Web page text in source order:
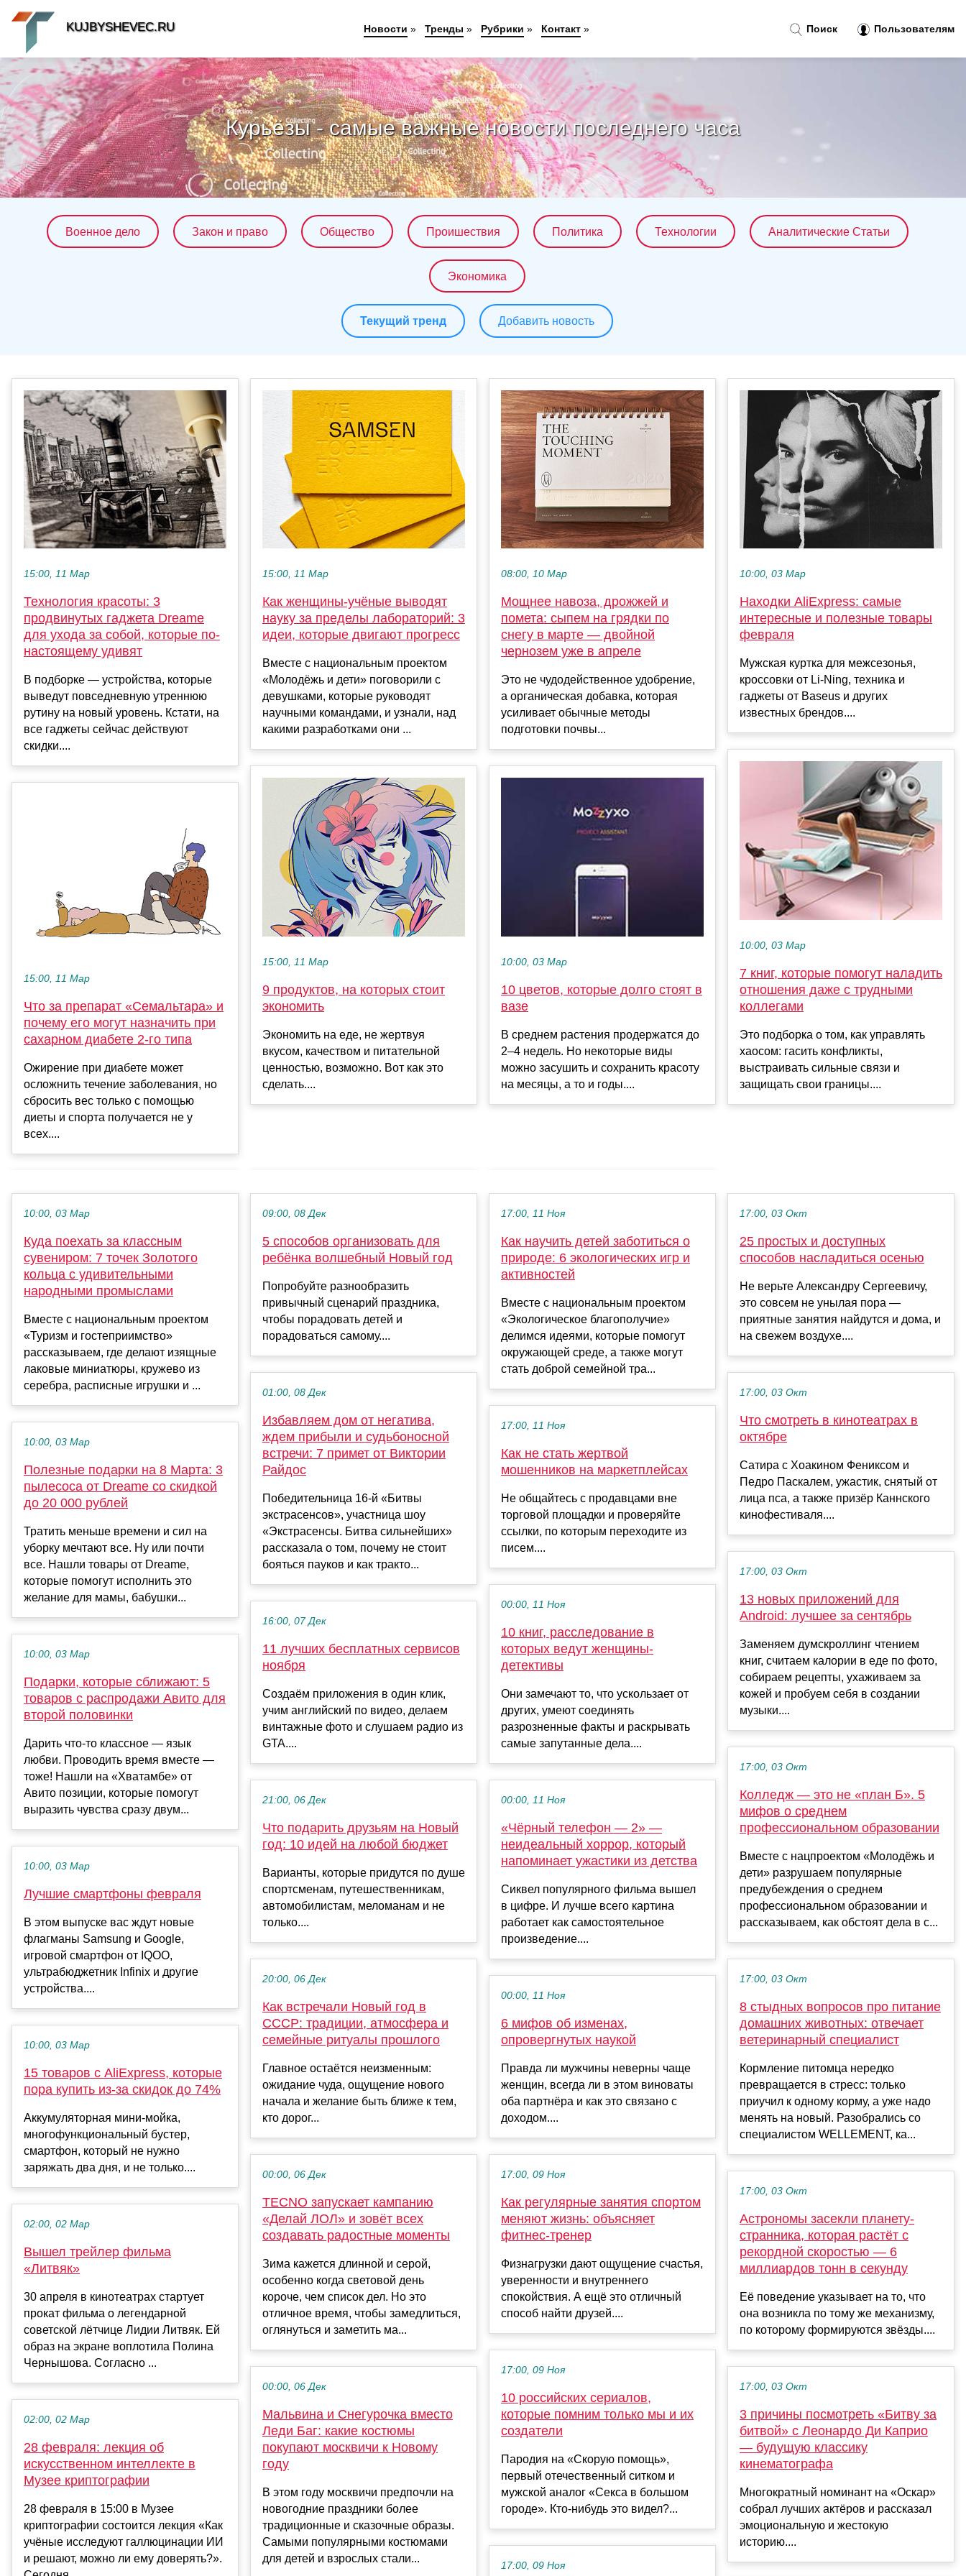
Курьёзы - самые важные новости последнего часа
Военное дело Закон и право Общество Проишествия Политика Технологии Аналитические Статьи
Экономика
Текущий тренд Добавить новость
15:00, 11 Мар
Технология красоты: 3
продвинутых гаджета Dreame
для ухода за собой, которые по-
настоящему удивят
В подборке — устройства, которые
выведут повседневную утреннюю
рутину на новый уровень. Кстати, на
все гаджеты сейчас действуют
скидки....
15:00, 11 Мар
Что за препарат «Семальтара» и
почему его могут назначить при
сахарном диабете 2‑го типа
Ожирение при диабете может
осложнить течение заболевания, но
сбросить вес только с помощью
диеты и спорта получается не у
всех....
15:00, 11 Мар
Как женщины-учёные выводят
науку за пределы лабораторий: 3
идеи, которые двигают прогресс
Вместе с национальным проектом
«Молодёжь и дети» поговорили с
девушками, которые руководят
научными командами, и узнали, над
какими разработками они ...
15:00, 11 Мар
9 продуктов, на которых стоит
экономить
Экономить на еде, не жертвуя
вкусом, качеством и питательной
ценностью, возможно. Вот как это
сделать....
08:00, 10 Мар
Мощнее навоза, дрожжей и
помета: сыпем на грядки по
снегу в марте — двойной
чернозем уже в апреле
Это не чудодейственное удобрение,
а органическая добавка, которая
усиливает обычные методы
подготовки почвы...
10:00, 03 Мар
10 цветов, которые долго стоят в
вазе
В среднем растения продержатся до
2–4 недель. Но некоторые виды
можно засушить и сохранить красоту
на месяцы, а то и годы....
10:00, 03 Мар
Находки AliExpress: самые
интересные и полезные товары
февраля
Мужская куртка для межсезонья,
кроссовки от Li-Ning, техника и
гаджеты от Baseus и других
известных брендов....
10:00, 03 Мар
7 книг, которые помогут наладить
отношения даже с трудными
коллегами
Это подборка о том, как управлять
хаосом: гасить конфликты,
выстраивать сильные связи и
защищать свои границы....
10:00, 03 Мар
Куда поехать за классным
сувениром: 7 точек Золотого
кольца с удивительными
народными промыслами
Вместе с национальным проектом
«Туризм и гостеприимство»
рассказываем, где делают изящные
лаковые миниатюры, кружево из
серебра, расписные игрушки и ...
10:00, 03 Мар
Полезные подарки на 8 Марта: 3
пылесоса от Dreame со скидкой
до 20 000 рублей
Тратить меньше времени и сил на
уборку мечтают все. Ну или почти
все. Нашли товары от Dreame,
которые помогут исполнить это
желание для мамы, бабушки...
10:00, 03 Мар
Подарки, которые сближают: 5
товаров с распродажи Авито для
второй половинки
Дарить что-то классное — язык
любви. Проводить время вместе —
тоже! Нашли на «Хватамбе» от
Авито позиции, которые помогут
выразить чувства сразу двум...
10:00, 03 Мар
Лучшие смартфоны февраля
В этом выпуске вас ждут новые
флагманы Samsung и Google,
игровой смартфон от IQOO,
ультрабюджетник Infinix и другие
устройства....
10:00, 03 Мар
15 товаров с AliExpress, которые
пора купить из-за скидок до 74%
Аккумуляторная мини-мойка,
многофункциональный бустер,
смартфон, который не нужно
заряжать два дня, и не только....
02:00, 02 Мар
Вышел трейлер фильма
«Литвяк»
30 апреля в кинотеатрах стартует
прокат фильма о легендарной
советской лётчице Лидии Литвяк. Ей
образ на экране воплотила Полина
Чернышова. Согласно ...
02:00, 02 Мар
28 февраля: лекция об
искусственном интеллекте в
Музее криптографии
28 февраля в 15:00 в Музее
криптографии состоится лекция «Как
учёные исследуют галлюцинации ИИ
и решают, можно ли ему доверять?».
09:00, 08 Дек
5 способов организовать для
ребёнка волшебный Новый год
Попробуйте разнообразить
привычный сценарий праздника,
чтобы порадовать детей и
порадоваться самому....
01:00, 08 Дек
Избавляем дом от негатива,
ждем прибыли и судьбоносной
встречи: 7 примет от Виктории
Райдос
Победительница 16-й «Битвы
экстрасенсов», участница шоу
«Экстрасенсы. Битва сильнейших»
рассказала о том, почему не стоит
бояться пауков и как тракто...
16:00, 07 Дек
11 лучших бесплатных сервисов
ноября
Создаём приложения в один клик,
учим английский по видео, делаем
винтажные фото и слушаем радио из
GTA....
21:00, 06 Дек
Что подарить друзьям на Новый
год: 10 идей на любой бюджет
Варианты, которые придутся по душе
спортсменам, путешественникам,
автомобилистам, меломанам и не
только....
20:00, 06 Дек
Как встречали Новый год в
СССР: традиции, атмосфера и
семейные ритуалы прошлого
Главное остаётся неизменным:
ожидание чуда, ощущение нового
начала и желание быть ближе к тем,
кто дорог...
00:00, 06 Дек
TECNO запускает кампанию
«Делай ЛОЛ» и зовёт всех
создавать радостные моменты
Зима кажется длинной и серой,
особенно когда световой день
короче, чем список дел. Но это
отличное время, чтобы замедлиться,
оглянуться и заметить ма...
00:00, 06 Дек
Мальвина и Снегурочка вместо
Леди Баг: какие костюмы
покупают москвичи к Новому
году
В этом году москвичи предпочли на
новогодние праздники более
традиционные и сказочные образы.
Самыми популярными костюмами
для детей и взрослых стали...
17:00, 11 Ноя
Как научить детей заботиться о
природе: 6 экологических игр и
активностей
Вместе с национальным проектом
«Экологическое благополучие»
делимся идеями, которые помогут
окружающей среде, а также могут
стать доброй семейной тра...
17:00, 11 Ноя
Как не стать жертвой
мошенников на маркетплейсах
Не общайтесь с продавцами вне
торговой площадки и проверяйте
ссылки, по которым переходите из
писем....
00:00, 11 Ноя
10 книг, расследование в
которых ведут женщины-
детективы
Они замечают то, что ускользает от
других, умеют соединять
разрозненные факты и раскрывать
самые запутанные дела....
00:00, 11 Ноя
«Чёрный телефон — 2» —
неидеальный хоррор, который
напоминает ужастики из детства
Сиквел популярного фильма вышел
в цифре. И лучше всего картина
работает как самостоятельное
произведение....
00:00, 11 Ноя
6 мифов об изменах,
опровергнутых наукой
Правда ли мужчины неверны чаще
женщин, всегда ли в этом виноваты
оба партнёра и как это связано с
доходом....
17:00, 09 Ноя
Как регулярные занятия спортом
меняют жизнь: объясняет
фитнес-тренер
Физнагрузки дают ощущение счастья,
уверенности и внутреннего
спокойствия. А ещё это отличный
способ найти друзей....
17:00, 09 Ноя
10 российских сериалов,
которые помним только мы и их
создатели
Пародия на «Скорую помощь»,
первый отечественный ситком и
мужской аналог «Секса в большом
городе». Кто-нибудь это видел?...
17:00, 09 Ноя
17:00, 03 Окт
25 простых и доступных
способов насладиться осенью
Не верьте Александру Сергеевичу,
это совсем не унылая пора —
приятные занятия найдутся и дома, и
на свежем воздухе....
17:00, 03 Окт
Что смотреть в кинотеатрах в
октябре
Сатира с Хоакином Фениксом и
Педро Паскалем, ужастик, снятый от
лица пса, а также призёр Каннского
кинофестиваля....
17:00, 03 Окт
13 новых приложений для
Android: лучшее за сентябрь
Заменяем думскроллинг чтением
книг, считаем калории в еде по фото,
собираем рецепты, ухаживаем за
кожей и пробуем себя в создании
музыки....
17:00, 03 Окт
Колледж — это не «план Б». 5
мифов о среднем
профессиональном образовании
Вместе с нацпроектом «Молодёжь и
дети» разрушаем популярные
предубеждения о среднем
профессиональном образовании и
рассказываем, как обстоят дела в с...
17:00, 03 Окт
8 стыдных вопросов про питание
домашних животных: отвечает
ветеринарный специалист
Кормление питомца нередко
превращается в стресс: только
приучил к одному корму, а уже надо
менять на новый. Разобрались со
специалистом WELLEMENT, ка...
17:00, 03 Окт
Астрономы засекли планету-
странника, которая растёт с
рекордной скоростью — 6
миллиардов тонн в секунду
Её поведение указывает на то, что
она возникла по тому же механизму,
по которому формируются звёзды....
17:00, 03 Окт
3 причины посмотреть «Битву за
битвой» с Леонардо Ди Каприо
— будущую классику
кинематографа
Многократный номинант на «Оскар»
собрал лучших актёров и рассказал
эмоциональную и жестокую
историю....
Поиск Пользователям
KUJBYSHEVEC.RU Новости » Тренды » Рубрики » Контакт»